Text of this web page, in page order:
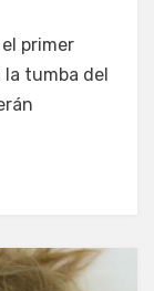
primer
la tumba del